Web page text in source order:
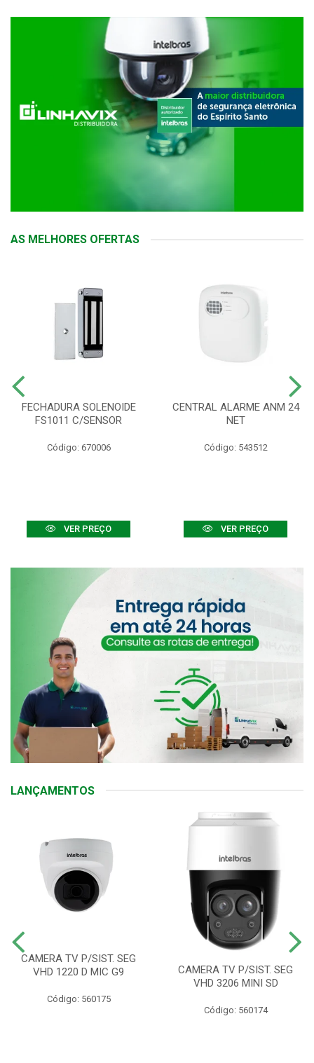
AS MELHORES OFERTAS
FECHADURA SOLENOIDE
FS1011 C/SENSOR
Código: 670006
VER PREÇO
CENTRAL ALARME ANM 24
NET
Código: 543512
VER PREÇO
LANÇAMENTOS
CAMERA TV P/SIST. SEG
VHD 1220 D MIC G9
Código: 560175
CAMERA TV P/SIST. SEG
VHD 3206 MINI SD
Código: 560174